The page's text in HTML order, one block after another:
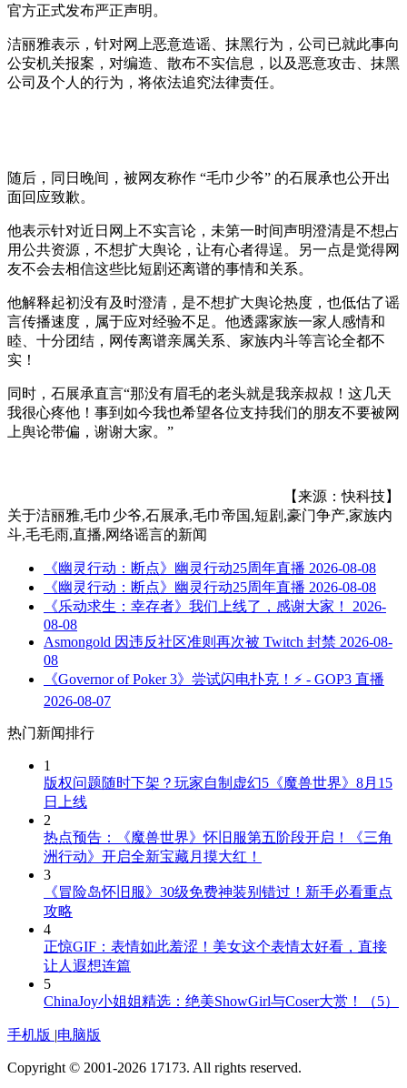
官方正式发布严正声明。
洁丽雅表示，针对网上恶意造谣、抹黑行为，公司已就此事向
公安机关报案，对编造、散布不实信息，以及恶意攻击、抹黑
公司及个人的行为，将依法追究法律责任。
随后，同日晚间，被网友称作 “毛巾少爷” 的石展承也公开出
面回应致歉。
他表示针对近日网上不实言论，未第一时间声明澄清是不想占
用公共资源，不想扩大舆论，让有心者得逞。另一点是觉得网
友不会去相信这些比短剧还离谱的事情和关系。
他解释起初没有及时澄清，是不想扩大舆论热度，也低估了谣
言传播速度，属于应对经验不足。他透露家族一家人感情和
睦、十分团结，网传离谱亲属关系、家族内斗等言论全都不
实！
同时，石展承直言“那没有眉毛的老头就是我亲叔叔！这几天
我很心疼他！事到如今我也希望各位支持我们的朋友不要被网
上舆论带偏，谢谢大家。”
【来源：快科技】
关于洁丽雅,毛巾少爷,石展承,毛巾帝国,短剧,豪门争产,家族内
斗,毛毛雨,直播,网络谣言的新闻
《幽灵行动：断点》幽灵行动25周年直播 2026-08-08
《幽灵行动：断点》幽灵行动25周年直播 2026-08-08
《乐动求生：幸存者》我们上线了，感谢大家！
2026-
08-08
Asmongold 因违反社区准则再次被 Twitch 封禁 2026-08-
08
《Governor of Poker 3》尝试闪电扑克！⚡️ - GOP3 直播
2026-08-07
热门新闻排行
1
版权问题随时下架？玩家自制虚幻5《魔兽世界》8月15
日上线
2
热点预告：《魔兽世界》怀旧服第五阶段开启！《三角
洲行动》开启全新宝藏月摸大红！
3
《冒险岛怀旧服》30级免费神装别错过！新手必看重点
攻略
4
正惊GIF：表情如此羞涩！美女这个表情太好看，直接
让人遐想连篇
5
ChinaJoy小姐姐精选：绝美ShowGirl与Coser大赏！（5）
手机版 |电脑版
Copyright © 2001-2026 17173. All rights reserved.